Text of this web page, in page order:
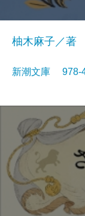
柚木麻子／著
新潮文庫 978-